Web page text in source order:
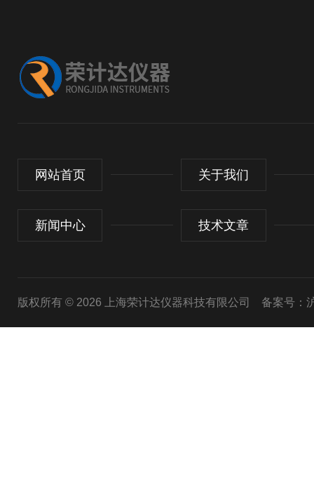
网站首页 关于我们
新闻中心 技术文章
版权所有 © 2026 上海荣计达仪器科技有限公司 备案号：